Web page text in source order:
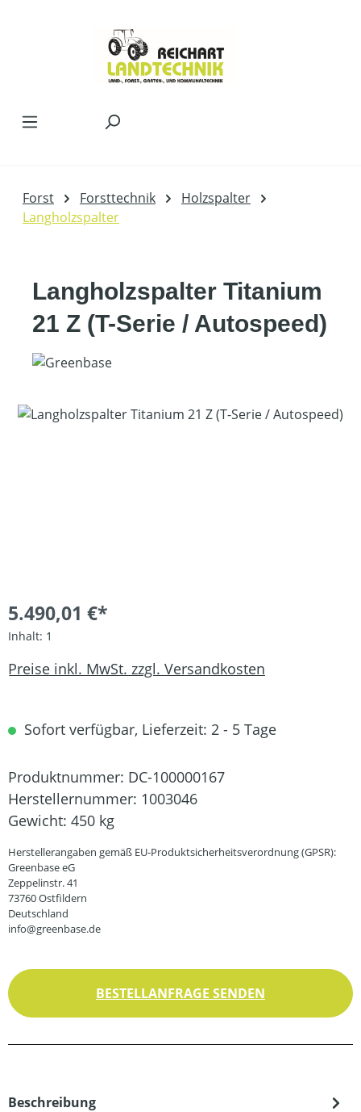
Forst Forsttechnik
Holzspalter
Langholzspalter
Langholzspalter Titanium
21 Z (T-Serie / Autospeed)
Bildergalerie überspringen
5.490,01 €*
Inhalt: 1
Preise inkl. MwSt. zzgl. Versandkosten
Sofort verfügbar, Lieferzeit: 2 - 5 Tage
Produktnummer: DC-100000167
Herstellernummer: 1003046
Gewicht: 450 kg
Herstellerangaben gemäß EU-Produktsicherheitsverordnung (GPSR):
Greenbase eG
Zeppelinstr. 41
73760 Ostfildern
Deutschland
info@greenbase.de
BESTELLANFRAGE SENDEN
Beschreibung